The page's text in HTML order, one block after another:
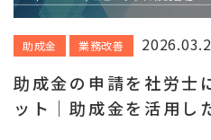
助成金 業務改善
助成金の申請を社労士
ット｜助成金を活用し